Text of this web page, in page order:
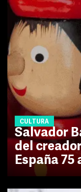
CULTURA
Salvador
del
España 75